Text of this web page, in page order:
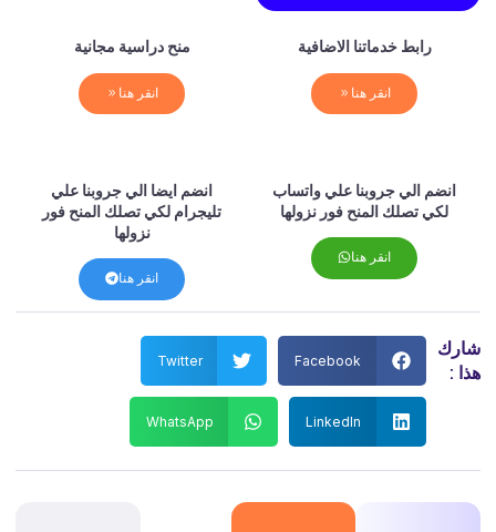
رابط خدماتنا الاضافية
انقر هنا
منح دراسية مجانية
انقر هنا
انضم الي جروبنا علي واتساب
لكي تصلك المنح فور نزولها
انقر هنا
انضم ايضا الي جروبنا علي
تليجرام لكي تصلك المنح فور
نزولها
انقر هنا
شارك
هذا :
Facebook
Twitter
LinkedIn
WhatsApp